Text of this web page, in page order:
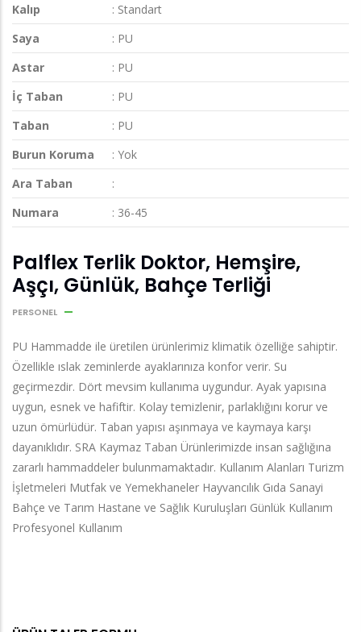
Kalıp
: Standart
Saya
: PU
Astar
: PU
İç Taban
: PU
Taban
: PU
Burun Koruma
: Yok
Ara Taban
:
Numara
: 36-45
Palflex Terlik Doktor, Hemşire,
Aşçı, Günlük, Bahçe Terliği
PERSONEL
PU Hammadde ile üretilen ürünlerimiz klimatik özelliğe sahiptir.
Özellikle ıslak zeminlerde ayaklarınıza konfor verir. Su
geçirmezdir. Dört mevsim kullanıma uygundur. Ayak yapısına
uygun, esnek ve hafiftir. Kolay temizlenir, parlaklığını korur ve
uzun ömürlüdür. Taban yapısı aşınmaya ve kaymaya karşı
dayanıklıdır. SRA Kaymaz Taban Ürünlerimizde insan sağlığına
zararlı hammaddeler bulunmamaktadır. Kullanım Alanları Turizm
İşletmeleri Mutfak ve Yemekhaneler Hayvancılık Gıda Sanayi
Bahçe ve Tarım Hastane ve Sağlık Kuruluşları Günlük Kullanım
Profesyonel Kullanım